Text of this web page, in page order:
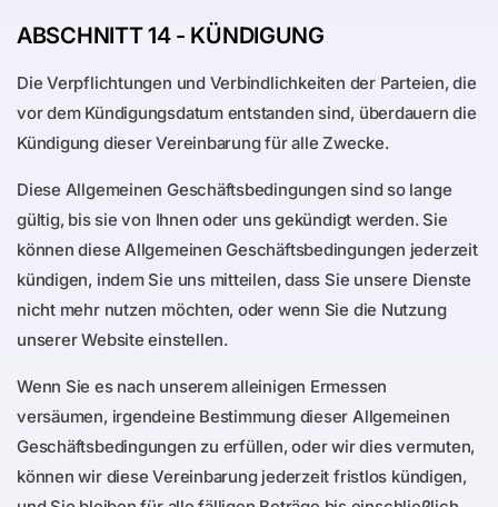
ABSCHNITT 14 - KÜNDIGUNG
Die Verpflichtungen und Verbindlichkeiten der Parteien, die
vor dem Kündigungsdatum entstanden sind, überdauern die
Kündigung dieser Vereinbarung für alle Zwecke.
Diese Allgemeinen Geschäftsbedingungen sind so lange
gültig, bis sie von Ihnen oder uns gekündigt werden. Sie
können diese Allgemeinen Geschäftsbedingungen jederzeit
kündigen, indem Sie uns mitteilen, dass Sie unsere Dienste
nicht mehr nutzen möchten, oder wenn Sie die Nutzung
unserer Website einstellen.
Wenn Sie es nach unserem alleinigen Ermessen
versäumen, irgendeine Bestimmung dieser Allgemeinen
Geschäftsbedingungen zu erfüllen, oder wir dies vermuten,
können wir diese Vereinbarung jederzeit fristlos kündigen,